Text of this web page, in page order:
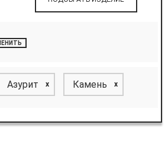
Азурит x Камень x